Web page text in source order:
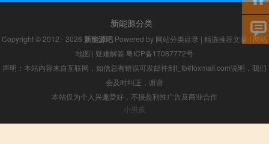
新能源分类
Copyright © 2012 - 2026 新能源吧 Powered by 网站分类目录 | 精选推荐文章 | 网站
地图 | 疑难解答 粤ICP备17087772号
声明：本站内容来自互联网，如信息有错误可发邮件到f_fb#foxmail.com说明，我们
会及时纠正，谢谢
本站仅为个人兴趣爱好，不接盈利性广告及商业合作
小男孩